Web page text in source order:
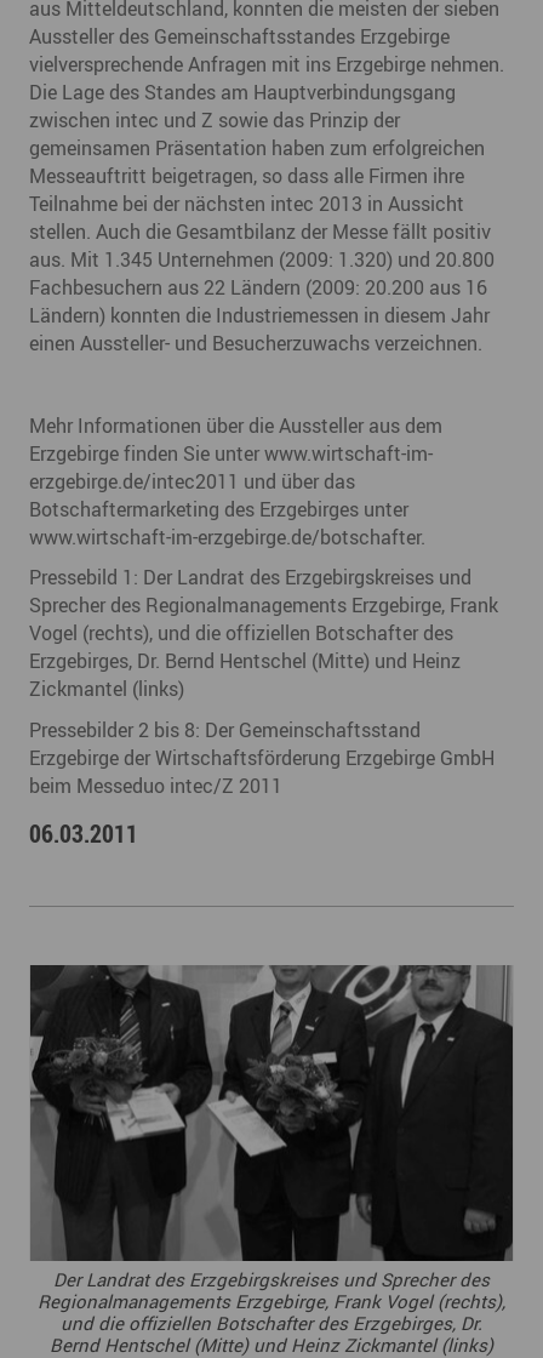
aus Mitteldeutschland, konnten die meisten der sieben
Aussteller des Gemeinschaftsstandes Erzgebirge
vielversprechende Anfragen mit ins Erzgebirge nehmen.
Die Lage des Standes am Hauptverbindungsgang
zwischen intec und Z sowie das Prinzip der
gemeinsamen Präsentation haben zum erfolgreichen
Messeauftritt beigetragen, so dass alle Firmen ihre
Teilnahme bei der nächsten intec 2013 in Aussicht
stellen. Auch die Gesamtbilanz der Messe fällt positiv
aus. Mit 1.345 Unternehmen (2009: 1.320) und 20.800
Fachbesuchern aus 22 Ländern (2009: 20.200 aus 16
Ländern) konnten die Industriemessen in diesem Jahr
einen Aussteller- und Besucherzuwachs verzeichnen.
Mehr Informationen über die Aussteller aus dem
Erzgebirge finden Sie unter www.wirtschaft-im-
erzgebirge.de/intec2011 und über das
Botschaftermarketing des Erzgebirges unter
www.wirtschaft-im-erzgebirge.de/botschafter.
Pressebild 1: Der Landrat des Erzgebirgskreises und
Sprecher des Regionalmanagements Erzgebirge, Frank
Vogel (rechts), und die offiziellen Botschafter des
Erzgebirges, Dr. Bernd Hentschel (Mitte) und Heinz
Zickmantel (links)
Pressebilder 2 bis 8: Der Gemeinschaftsstand
Erzgebirge der Wirtschaftsförderung Erzgebirge GmbH
beim Messeduo intec/Z 2011
06.03.2011
Der Landrat des Erzgebirgskreises und Sprecher des
Regionalmanagements Erzgebirge, Frank Vogel (rechts),
und die offiziellen Botschafter des Erzgebirges, Dr.
Bernd Hentschel (Mitte) und Heinz Zickmantel (links)